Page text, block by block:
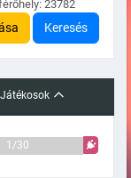
23782
Keresés
Játékosok
1/30